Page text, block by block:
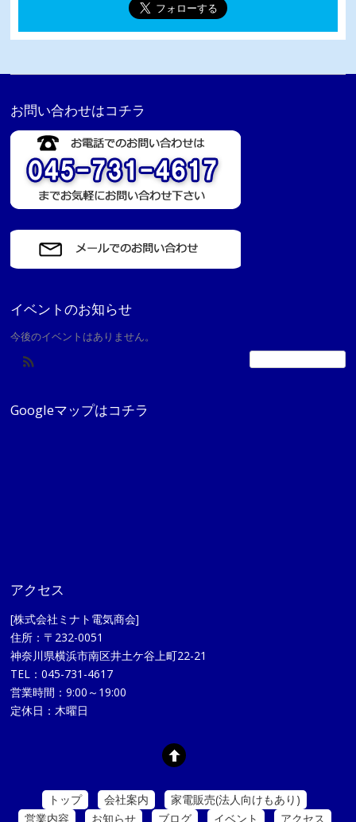
お問い合わせはコチラ
イベントのお知らせ
今後のイベントはありません。
Googleマップはコチラ
アクセス
[株式会社ミナト電気商会]
住所：〒232-0051
神奈川県横浜市南区井土ケ谷上町22-21
TEL：045-731-4617
営業時間：9:00～19:00
定休日：木曜日
トップ 会社案内
家電販売(法人向けもあり)
営業内容
お知らせ ブログ イベント アクセス